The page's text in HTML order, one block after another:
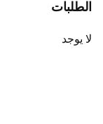
الطلبات
لا يوجد